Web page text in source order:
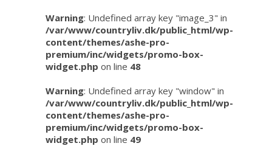
Warning: Undefined array key "image_3" in
/var/www/countryliv.dk/public_html/wp-
content/themes/ashe-pro-
premium/inc/widgets/promo-box-
widget.php on line 48
Warning: Undefined array key "window" in
/var/www/countryliv.dk/public_html/wp-
content/themes/ashe-pro-
premium/inc/widgets/promo-box-
widget.php on line 49